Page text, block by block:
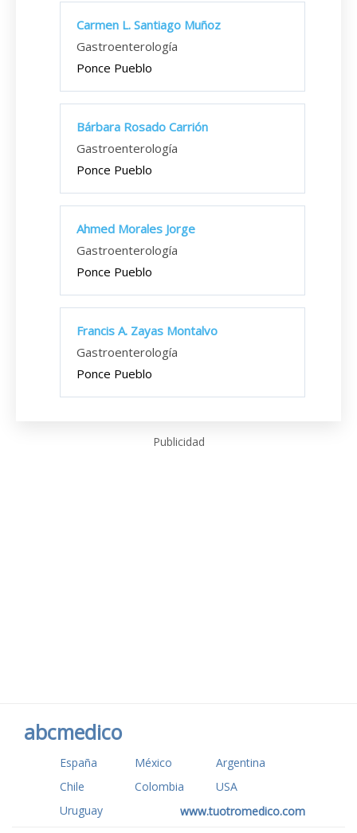
Carmen L. Santiago Muñoz
Gastroenterología
Ponce Pueblo
Bárbara Rosado Carrión
Gastroenterología
Ponce Pueblo
Ahmed Morales Jorge
Gastroenterología
Ponce Pueblo
Francis A. Zayas Montalvo
Gastroenterología
Ponce Pueblo
Publicidad
abcmedico
España México
Argentina
Chile
Colombia
USA
Uruguay
www.tuotromedico.com